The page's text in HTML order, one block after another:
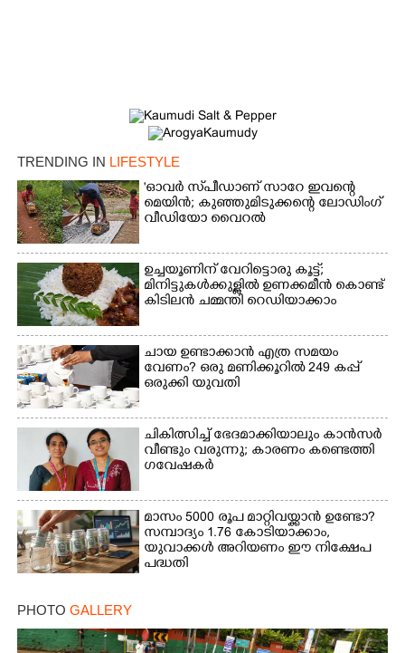
TRENDING IN LIFESTYLE
'ഓവർ സ്‌പീഡാണ് സാറേ ഇവന്റെ
മെയിൻ; കുഞ്ഞുമിടുക്കന്റെ ലോഡിംഗ്
വീഡിയോ വൈറൽ
ഉച്ചയൂണിന് വേറിട്ടൊരു കൂട്ട്;
മിനിട്ടുകൾക്കുള്ളിൽ ഉണക്കമീൻ കൊണ്ട്
കിടിലൻ ചമ്മന്തി റെഡിയാക്കാം
ചായ ഉണ്ടാക്കാൻ എത്ര സമയം
വേണം? ഒരു മണിക്കൂറിൽ 249 കപ്പ്
ഒരുക്കി യുവതി
ചികിത്സിച്ച് ഭേദമാക്കിയാലും കാൻസർ
വീണ്ടും വരുന്നു; കാരണം കണ്ടെത്തി
ഗവേഷകർ
മാസം 5000 രൂപ മാറ്റിവയ്ക്കാൻ ഉണ്ടോ?
സമ്പാദ്യം 1.76 കോടിയാക്കാം,
യുവാക്കൾ അറിയണം ഈ നിക്ഷേപ
പദ്ധതി
PHOTO GALLERY